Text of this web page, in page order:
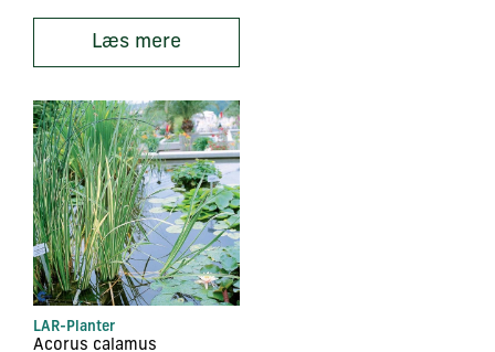
Læs mere
LAR-Planter
Acorus calamus